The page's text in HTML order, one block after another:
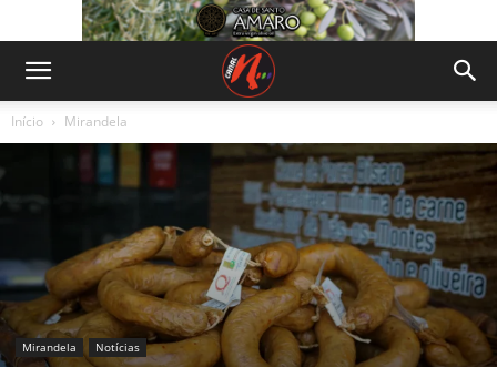
Início Mirandela
Mirandela Notícias